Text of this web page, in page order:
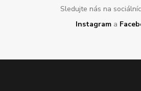
Sledujte nás na
Instagram a